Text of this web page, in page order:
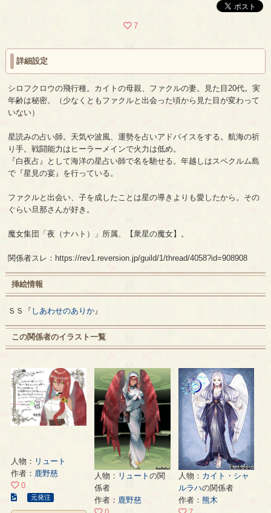
7
詳細設定
シロフクロウの飛行種。カイトの母親、ファクルの妻。見た目20代。実
年齢は秘密。（少なくともファクルと出会った頃から見た目が変わって
いない）
星読みの占い師。天気や波風、運勢を占いアドバイスをする。航海の祈
り手。戦闘能力はヒーラーメインで火力は低め。
『白夜占』として海洋の星占い師で名を馳せる。年越しはスペクルム島
で『星見の宴』を行っている。
ファクルと出会い、子を成したことは星の導きよりも愛したから。その
ぐらい旦那さんが好き。
魔女集団「夜（ナハト）」所属、【衆星の魔女】。
関係者スレ：https://rev1.reversion.jp/guild/1/thread/4058?id=908908
挿絵情報
ＳＳ『 しあわせのありか 』
この関係者のイラスト一覧
人物： リュート
作者： 鹿野慈
0
こ
の
元発注
人物： リュートの関
係者
作者： 鹿野慈
人物： カイト・シャ
ルラハの関係者
作者： 熊木